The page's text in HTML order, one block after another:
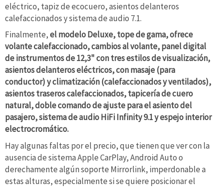
eléctrico, tapiz de ecocuero, asientos delanteros
calefaccionados y sistema de audio 7.1.
Finalmente,el modelo Deluxe, tope de gama, ofrece
volante calefaccionado, cambios al volante, panel digital
de instrumentos de 12,3" con tres estilos de visualización,
asientos delanteros eléctricos, con masaje (para
conductor) y climatización (calefaccionados y ventilados),
asientos traseros calefaccionados, tapicería de cuero
natural, doble comando de ajuste para el asiento del
pasajero, sistema de audio HiFi Infinity 9.1 y espejo interior
electrocromático.
Hay algunas faltas por el precio, que tienen que ver con la
ausencia de sistema Apple CarPlay, Android Auto o
derechamente algún soporte Mirrorlink, imperdonable a
estas alturas, especialmente si se quiere posicionar el